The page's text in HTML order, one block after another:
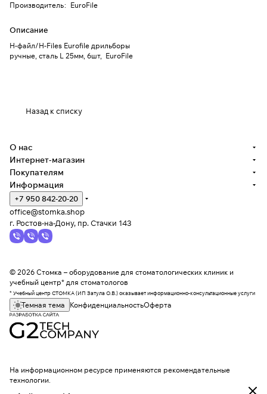
Производитель: EuroFile
Описание
Н-файл/Н-Files Eurofile дрильборы
ручные, сталь L 25мм, 6шт, EuroFile
Назад к списку
О нас
Интернет-магазин
Покупателям
Информация
+7 950 842-20-20
office@stomka.shop
г. Ростов-на-Дону, пр. Стачки 143
© 2026 Стомка – оборудование для стоматологических клиник и
учебный центр* для стоматологов
* Учебный центр СТОМКА (ИП Затула О.В.) оказывает информационно-консультационные услуги
Темная тема КонфиденциальностьОферта
На информационном ресурсе применяются рекомендательные
технологии.